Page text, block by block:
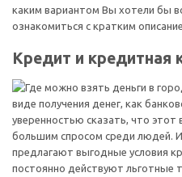
каким вариантом Вы хотели бы
ознакомиться с кратким
Кредит и кредитная
виде получения денег, как
уверенностью сказать, что этот
большим спросом среди людей. И
предлагают выгодные условия
постоянно действуют льготные